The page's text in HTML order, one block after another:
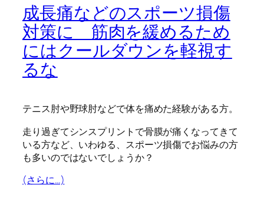
成長痛などのスポーツ損傷
対策に 筋肉を緩めるため
にはクールダウンを軽視す
るな
テニス肘や野球肘などで体を痛めた経験がある方。
走り過ぎてシンスプリントで骨膜が痛くなってきて
いる方など、いわゆる、スポーツ損傷でお悩みの方
も多いのではないでしょうか？
(さらに…)